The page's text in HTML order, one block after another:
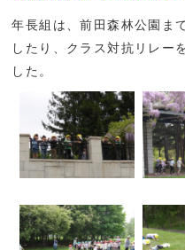
年長組は、前田森林公園ま
したり、クラス対抗リレー
した。